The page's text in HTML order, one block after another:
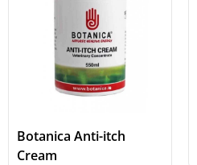
Botanica Anti-itch
Cream